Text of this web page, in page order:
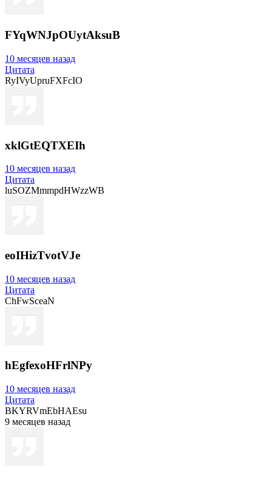
FYqWNJpOUytAksuB
10 месяцев назад
Цитата
RyIVyUpruFXFcIO
xklGtEQTXEIh
10 месяцев назад
Цитата
luSOZMmmpdHWzzWB
eoIHizTvotVJe
10 месяцев назад
Цитата
ChFwSceaN
hEgfexoHFrlNPy
10 месяцев назад
Цитата
BKYRVmEbHAEsu
9 месяцев назад